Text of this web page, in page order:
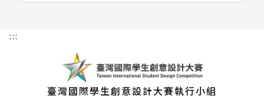
:::
臺灣國際學生創意設計大賽執行小組